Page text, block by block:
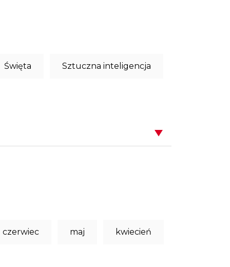
Święta Sztuczna inteligencja
czerwiec maj kwiecień